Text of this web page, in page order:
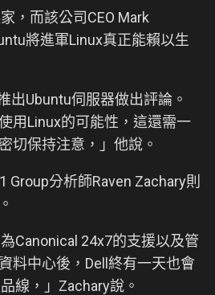
，而該公司CEO Mark
將進軍Linux真正能賴以生
出Ubuntu伺服器做出評論。
用Linux的可能性，這還需一
切保持注意，」他說。
Group分析師Raven Zachary則
Canonical 24x7的支援以及管
料中心後，Dell終有一天也會
線，」Zachary說。